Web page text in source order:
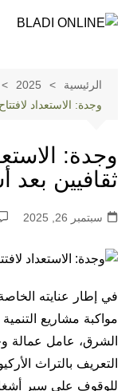
الرئيسية 2025
وجدة: الاستعداد
وجدة:
ثقافيين بعد
سبتمبر 26, 2025
في إطار عنايته
مواكبة مشاريع
الشرق، عامل عمالة
التعريف بالتراث
للوقوف على سير أشغال